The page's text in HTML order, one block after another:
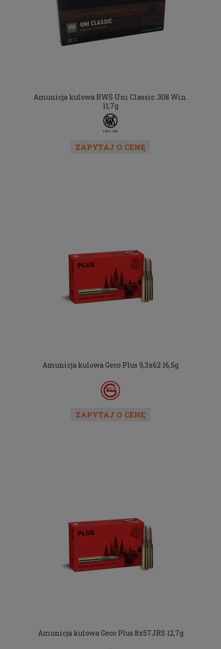
Amunicja kulowa RWS Uni Classic .308 Win.
11,7g
ZAPYTAJ O CENĘ
Amunicja kulowa Geco Plus 9,3x62 16,5g
ZAPYTAJ O CENĘ
Amunicja kulowa Geco Plus 8x57JRS 12,7g